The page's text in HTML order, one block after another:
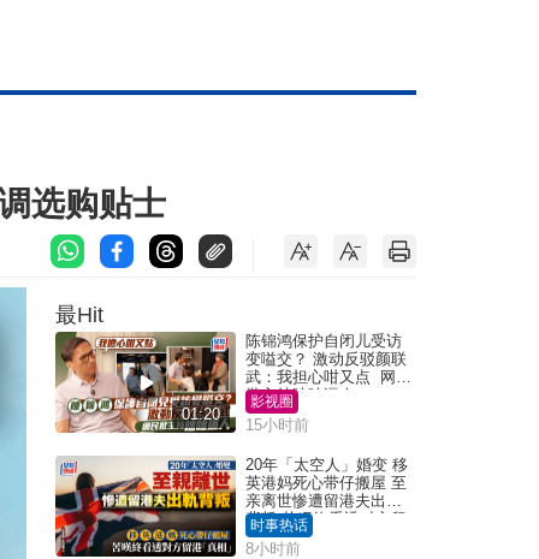
选购贴士
最Hit
01:20
陈锦鸿保护自闭儿受访
变嗌交？ 激动反驳颜联
武：我担心咁又点 网民
批主持咄咄逼人
影视圈
15小时前
20年「太空人」婚变 移
英港妈死心带仔搬屋 至
亲离世惨遭留港夫出轨
背叛 苦叹终看透对方留
港「真相」｜Juicy叮
时事热话
8小时前